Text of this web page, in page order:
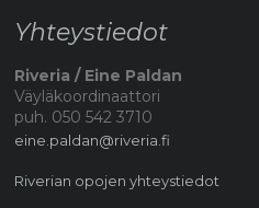
Yhteystiedot
Riveria / Eine Paldan
Väyläkoordinaattori
puh. 050 542 3710
eine.paldan@riveria.fi
Riverian opojen yhteystiedot